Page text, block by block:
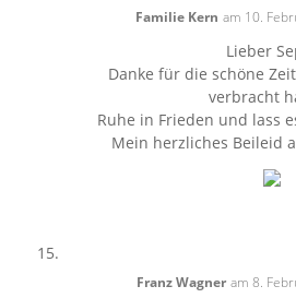
Familie Kern am 10.
Lieber
Danke für die schöne
verbracht
Ruhe in Frieden und lass
Mein herzliches Beileid
Franz Wagner am 8.